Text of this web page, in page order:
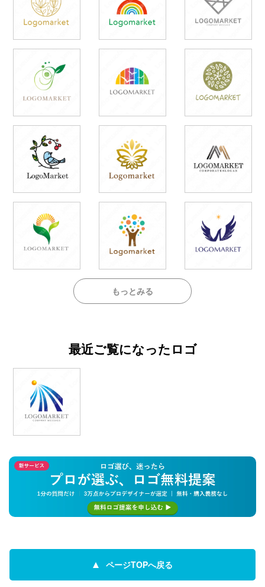
もっとみる
最近ご覧になったロゴ
ページTOPへ戻る